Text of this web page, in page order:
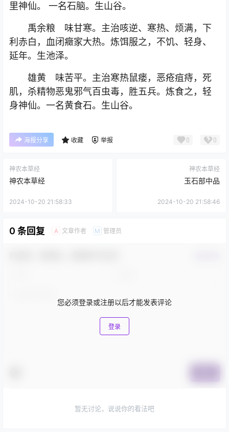
里神仙。 一名石脑。生山谷。
禹余粮 味甘寒。主治咳逆、寒热、烦满，下
利赤白，血闭癥家大热。炼饵服之，不饥、轻身、
延年。生池泽。
雄黄 味苦平。主治寒热鼠瘘，恶疮疽痔，死
肌，杀精物恶鬼邪气百虫毒，胜五兵。炼食之，轻
身神仙。一名黄食石。生山谷。
海报分享 收藏 举报 0 0
神农本草经
神农本草经
2024-10-20 21:58:33
神农本草经
玉石部中品
2024-10-20 21:58:46
0 条回复 A 文章作者 M 管理员
您必须登录或注册以后才能发表评论
登录
暂无讨论，说说你的看法吧